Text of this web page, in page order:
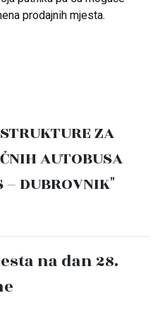
prodajnih mjesta.
ZA
AUTOBUSA
– DUBROVNIK"
na dan 28.